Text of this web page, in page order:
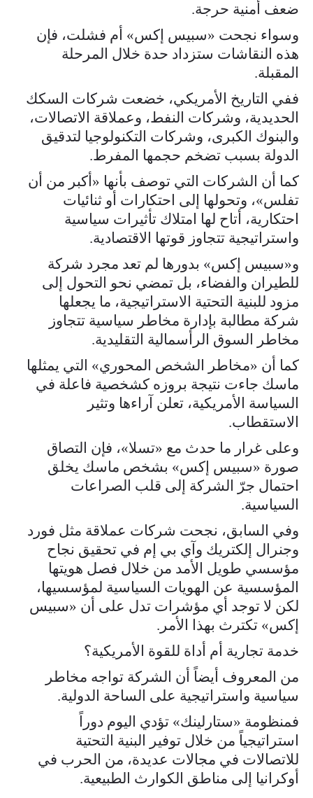
ضعف أمنية حرجة.
وسواء نجحت «سبيس إكس» أم فشلت، فإن
هذه النقاشات ستزداد حدة خلال المرحلة
المقبلة.
ففي التاريخ الأمريكي، خضعت شركات السكك
الحديدية، وشركات النفط، وعملاقة الاتصالات،
والبنوك الكبرى، وشركات التكنولوجيا لتدقيق
الدولة بسبب تضخم حجمها المفرط.
كما أن الشركات التي توصف بأنها «أكبر من أن
تفلس»، وتحولها إلى احتكارات أو ثنائيات
احتكارية، أتاح لها امتلاك تأثيرات سياسية
واستراتيجية تتجاوز قوتها الاقتصادية.
و«سبيس إكس» بدورها لم تعد مجرد شركة
للطيران والفضاء، بل تمضي نحو التحول إلى
مزود للبنية التحتية الاستراتيجية، ما يجعلها
شركة مطالبة بإدارة مخاطر سياسية تتجاوز
مخاطر السوق الرأسمالية التقليدية.
كما أن «مخاطر الشخص المحوري» التي يمثلها
ماسك جاءت نتيجة بروزه كشخصية فاعلة في
السياسة الأمريكية، تعلن آراءها وتثير
الاستقطاب.
وعلى غرار ما حدث مع «تسلا»، فإن التصاق
صورة «سبيس إكس» بشخص ماسك يخلق
احتمال جرّ الشركة إلى قلب الصراعات
السياسية.
وفي السابق، نجحت شركات عملاقة مثل فورد
وجنرال إلكتريك وآي بي إم في تحقيق نجاح
مؤسسي طويل الأمد من خلال فصل هويتها
المؤسسية عن الهويات السياسية لمؤسسيها،
لكن لا توجد أي مؤشرات تدل على أن «سبيس
إكس» تكترث بهذا الأمر.
خدمة تجارية أم أداة للقوة الأمريكية؟
من المعروف أيضاً أن الشركة تواجه مخاطر
سياسية واستراتيجية على الساحة الدولية.
فمنظومة «ستارلينك» تؤدي اليوم دوراً
استراتيجياً من خلال توفير البنية التحتية
للاتصالات في مجالات عديدة، من الحرب في
أوكرانيا إلى مناطق الكوارث الطبيعية.